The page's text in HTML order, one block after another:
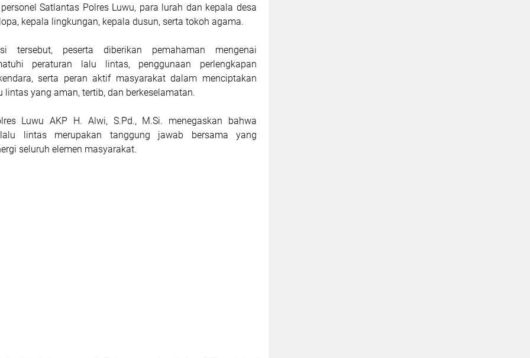
personel Satlantas Polres Luwu, para lurah dan kepala desa
kepala lingkungan, kepala dusun, serta tokoh agama.
tersebut, peserta diberikan pemahaman mengenai
peraturan lalu lintas, penggunaan perlengkapan
serta peran aktif masyarakat dalam menciptakan
lintas yang aman, tertib, dan berkeselamatan.
Luwu AKP H. Alwi, S.Pd., M.Si. menegaskan bahwa
lintas merupakan tanggung jawab bersama yang
seluruh elemen masyarakat.